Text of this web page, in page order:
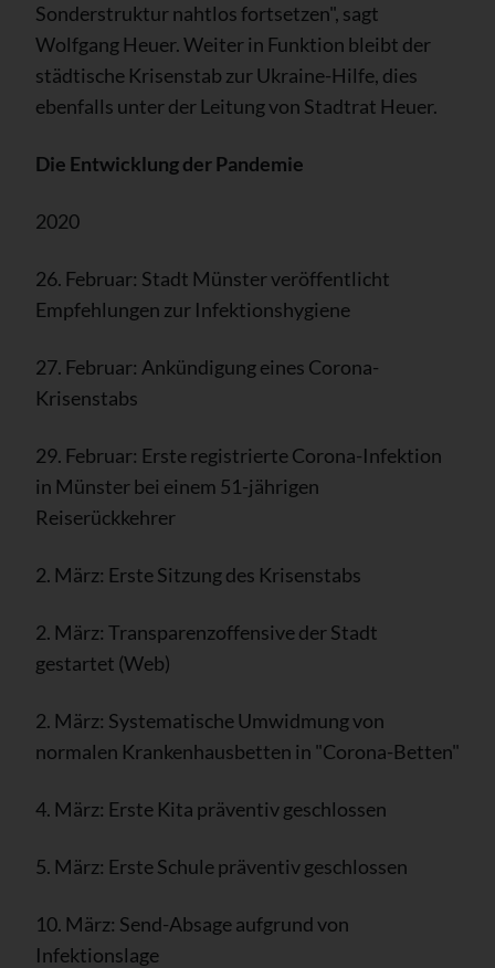
Sonderstruktur nahtlos fortsetzen", sagt
Wolfgang Heuer. Weiter in Funktion bleibt der
städtische Krisenstab zur Ukraine-Hilfe, dies
ebenfalls unter der Leitung von Stadtrat Heuer.
Die Entwicklung der Pandemie
2020
26. Februar: Stadt Münster veröffentlicht
Empfehlungen zur Infektionshygiene
27. Februar: Ankündigung eines Corona-
Krisenstabs
29. Februar: Erste registrierte Corona-Infektion
in Münster bei einem 51-jährigen
Reiserückkehrer
2. März: Erste Sitzung des Krisenstabs
2. März: Transparenzoffensive der Stadt
gestartet (Web)
2. März: Systematische Umwidmung von
normalen Krankenhausbetten in "Corona-Betten"
4. März: Erste Kita präventiv geschlossen
5. März: Erste Schule präventiv geschlossen
10. März: Send-Absage aufgrund von
Infektionslage